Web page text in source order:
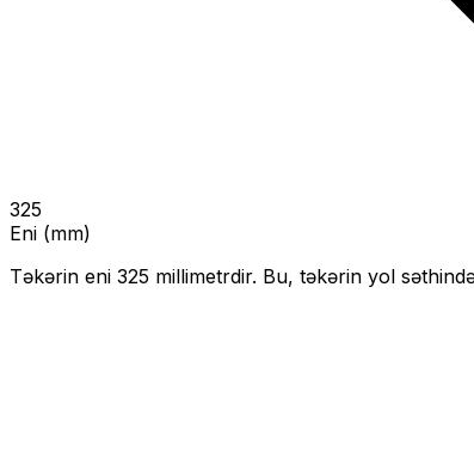
325
Eni (mm)
Təkərin eni 325 millimetrdir. Bu, təkərin yol